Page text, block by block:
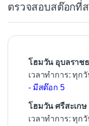
o
o
ตรวจสอบสต๊อกที่
โฮมวัน อุบลราช
เวลาทำการ: ทุก
- มีสต๊อก 5
โฮมวัน ศรีสะเกษ
เวลาทำการ: ทุก